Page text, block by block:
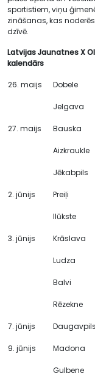
sportistiem, viņu
zināšanas, kas
dzīvē.
Latvijas Jaunatnes X
kalendārs
26. maijs Dobele
Jelgava
27. maijs Bauska
Aizkraukle
Jēkabpils
2. jūnijs Preiļi
Ilūkste
3. jūnijs Krāslava
Ludza
Balvi
Rēzekne
7. jūnijs Daugavpils
9. jūnijs Madona
Gulbene